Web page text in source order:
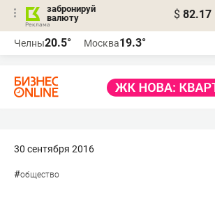
забронируй
валюту
$ 82.17
Челны20.5° Москва19.3°
30 сентября 2016
#общество